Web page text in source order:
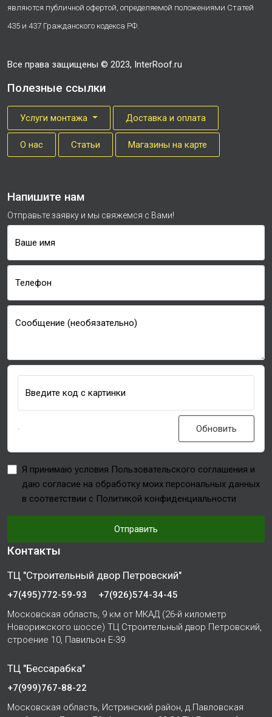
являются публичной офертой, определяемой положениями Статей
435 и 437 Гражданского кодекса РФ.
Все права защищены © 2023, InterRoof.ru
Полезные ссылки
Услуги монтажа Доставка и оплата
О нас Cтатьи Магазины на карте
Напишите нам
Отправьте заявку и мы свяжемся с Вами!
Ваше имя
Телефон
Сообщение (необязательно)
Введите код с картинки
Обновить
Я принимаю условия Пользовательского соглашения и
даю согласие на обработку моих персональных данных
в соответствии с Политикой конфиденциальности
Отправить
Контакты
ТЦ "Строительный двор Петровский"
+7(495)772-59-93
+7(926)574-34-45
Московская область, 9 км от МКАД (26-й километр
Новорижского шоссе) ТЦ Строительный двор Петровский,
строение 10, Павильон Е-39.
ТЦ "Бессарабка"
+7(999)767-88-22
Московская область, Истринский район, д.Павловская